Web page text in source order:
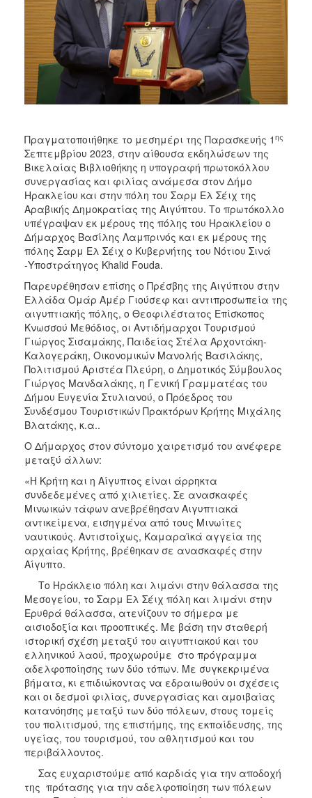
2010
2006
ΠΟΛΙΤΙΣΜΟΣ
ΑΝΘΕΚΤΙΚΗ
ΠΟΛΗ
Πραγματοποιήθηκε το μεσημέρι της Παρασκευής 1 ης
Σεπτεμβρίου 2023, στην αίθουσα εκδηλώσεων της
Βικελαίας Βιβλιοθήκης η υπογραφή πρωτοκόλλου
συνεργασίας και φιλίας ανάμεσα στον Δήμο
Ηρακλείου και στην πόλη του Σαρμ Ελ Σέιχ της
Αραβικής Δημοκρατίας της Αιγύπτου. Το πρωτόκολλο
υπέγραψαν εκ μέρους της πόλης του Ηρακλείου ο
Δήμαρχος Βασίλης Λαμπρινός και εκ μέρους της
πόλης Σαρμ Ελ Σέιχ ο Κυβερνήτης του Νότιου Σινά
-Υποστράτηγος Khalid Fouda.
Παρευρέθησαν επίσης ο Πρέσβης της Αιγύπτου στην
Ελλάδα Ομάρ Αμέρ Γιούσεφ και αντιπροσωπεία της
αιγυπτιακής πόλης, ο Θεοφιλέστατος Επίσκοπος
Κνωσσού Μεθόδιος, οι Αντιδήμαρχοι Τουρισμού
Γιώργος Σισαμάκης, Παιδείας Στέλα Αρχοντάκη-
Καλογεράκη, Οικονομικών Μανολής Βασιλάκης,
Πολιτισμού Αριστέα Πλεύρη, ο Δημοτικός Σύμβουλος
Γιώργος Μανδαλάκης, η Γενική Γραμματέας του
Δήμου Ευγενία Στυλιανού, ο Πρόεδρος του
Συνδέσμου Τουριστικών Πρακτόρων Κρήτης Μιχάλης
Βλατάκης, κ.α..
Ο Δήμαρχος στον σύντομο χαιρετισμό του ανέφερε
μεταξύ άλλων:
«Η Κρήτη και η Αίγυπτος είναι άρρηκτα
συνδεδεμένες από χιλιετίες. Σε ανασκαφές
Μινωικών τάφων ανεβρέθησαν Αιγυπτιακά
αντικείμενα, εισηγμένα από τους Μινωίτες
ναυτικούς. Αντιστοίχως, Καμαραϊκά αγγεία της
αρχαίας Κρήτης, βρέθηκαν σε ανασκαφές στην
Αίγυπτο.
Το Ηράκλειο πόλη και λιμάνι στην θάλασσα της
Μεσογείου, το Σαρμ Ελ Σέιχ πόλη και λιμάνι στην
Ερυθρά θάλασσα, ατενίζουν το σήμερα με
αισιοδοξία και προοπτικές. Με βάση την σταθερή
ιστορική σχέση μεταξύ του αιγυπτιακού και του
ελληνικού λαού, προχωρούμε στο πρόγραμμα
αδελφοποίησης των δύο τόπων. Με συγκεκριμένα
βήματα, κι επιδιώκοντας να εδραιωθούν οι σχέσεις
και οι δεσμοί φιλίας, συνεργασίας και αμοιβαίας
κατανόησης μεταξύ των δύο πόλεων, στους τομείς
του πολιτισμού, της επιστήμης, της εκπαίδευσης, της
υγείας, του τουρισμού, του αθλητισμού και του
περιβάλλοντος.
Σας ευχαριστούμε από καρδιάς για την αποδοχή
της πρότασης για την αδελφοποίηση των πόλεων